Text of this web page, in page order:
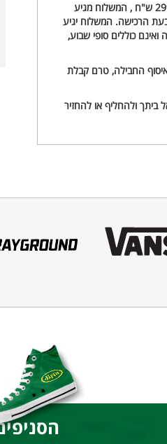
משלוח עם שליח עד הבית - 20 ש"ח, וחינם להזמנות מעל 299.90 ש"ח , המשלוח מגיע
הרכישה. המשלוח יגיע
חול א-ה ואינם כוללים סופי שבוע,
החבילה, טרם קבלת
ולהחליף או להחזיר